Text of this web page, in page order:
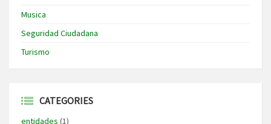
Musica
Seguridad Ciudadana
Turismo
CATEGORIES
entidades (1)